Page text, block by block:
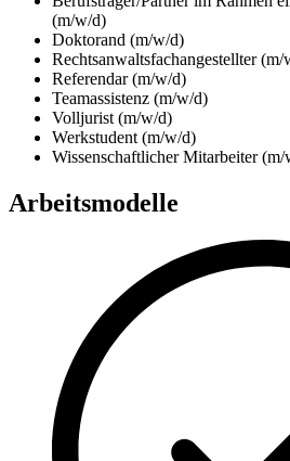
(m/w/d)
Doktorand (m/w/d)
Rechtsanwaltsfachangestellter (m/
Referendar (m/w/d)
Teamassistenz (m/w/d)
Volljurist (m/w/d)
Werkstudent (m/w/d)
Wissenschaftlicher Mitarbeiter (m/
Arbeitsmodelle